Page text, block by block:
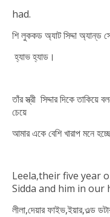
had.
শি লুককড অ্যাট সিদ্দা অ্যান্‌ড
হ্যাভ হ্যাড।
তাঁর স্ত্রী সিদ্দার দিকে
চেয়ে
আমার একে বেশি খারাপ মনে
Leela,their five year
Sidda and him in our
লীলা,দেয়ার ফাইভ,ইয়ার,ওল্ড